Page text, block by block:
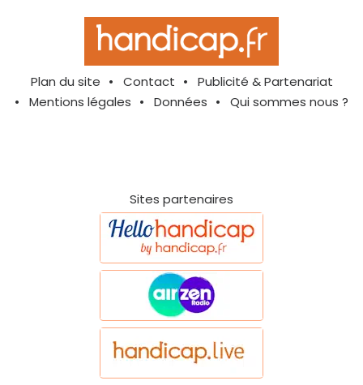
Plan du site Contact
Publicité & Partenariat
Mentions légales
Données Qui sommes nous ?
Sites partenaires